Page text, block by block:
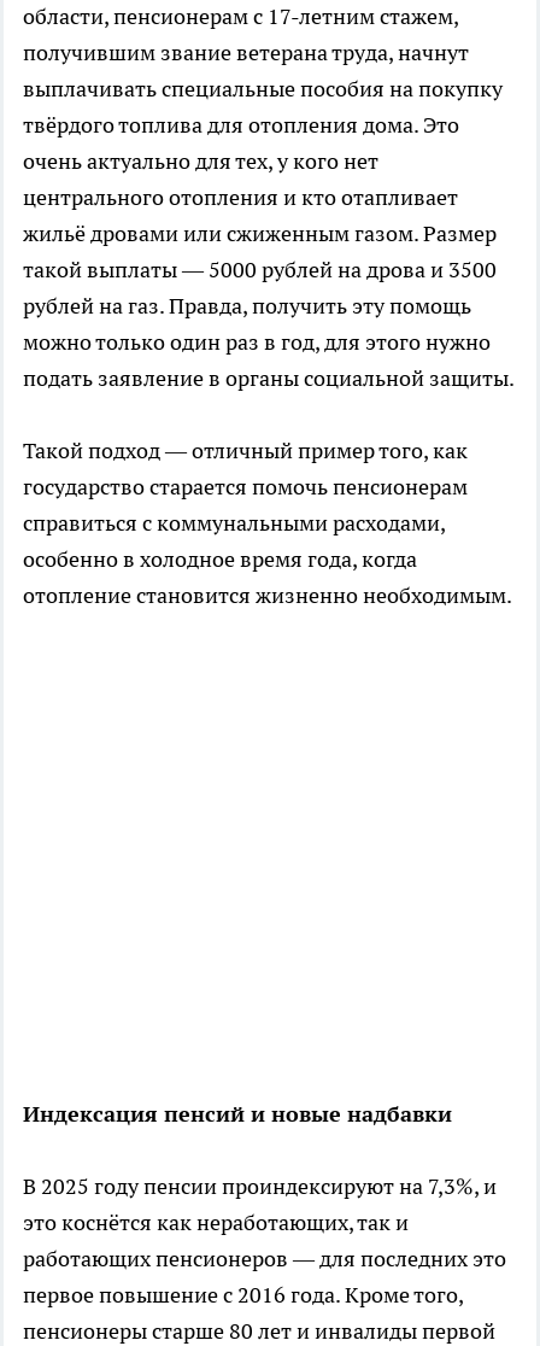
области, пенсионерам с 17-летним стажем,
получившим звание ветерана труда, начнут
выплачивать специальные пособия на покупку
твёрдого топлива для отопления дома. Это
очень актуально для тех, у кого нет
центрального отопления и кто отапливает
жильё дровами или сжиженным газом. Размер
такой выплаты — 5000 рублей на дрова и 3500
рублей на газ. Правда, получить эту помощь
можно только один раз в год, для этого нужно
подать заявление в органы социальной защиты.
Такой подход — отличный пример того, как
государство старается помочь пенсионерам
справиться с коммунальными расходами,
особенно в холодное время года, когда
отопление становится жизненно необходимым.
Индексация пенсий и новые надбавки
В 2025 году пенсии проиндексируют на 7,3%, и
это коснётся как неработающих, так и
работающих пенсионеров — для последних это
первое повышение с 2016 года. Кроме того,
пенсионеры старше 80 лет и инвалиды первой